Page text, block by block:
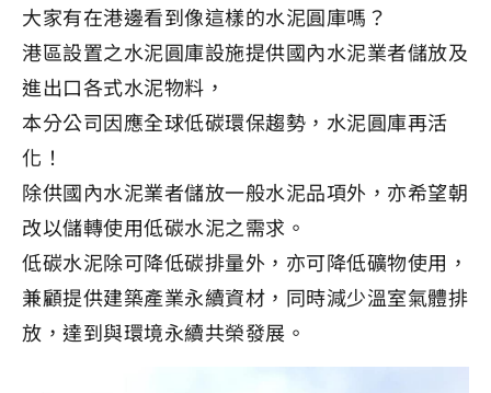
大家有在港邊看到像這樣的水泥圓庫嗎？
港區設置之水泥圓庫設施提供國內水泥業者儲放及
進出口各式水泥物料，
本分公司因應全球低碳環保趨勢，水泥圓庫再活
化！
除供國內水泥業者儲放一般水泥品項外，亦希望朝
改以儲轉使用低碳水泥之需求。
低碳水泥除可降低碳排量外，亦可降低礦物使用，
兼顧提供建築產業永續資材，同時減少溫室氣體排
放，達到與環境永續共榮發展。